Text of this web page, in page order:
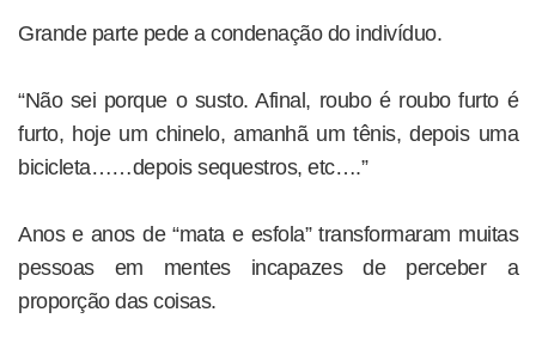
Grande parte pede a condenação do indivíduo.
“Não sei porque o susto. Afinal, roubo é roubo furto é
furto, hoje um chinelo, amanhã um tênis, depois uma
bicicleta……depois sequestros, etc….”
Anos e anos de “mata e esfola” transformaram muitas
pessoas em mentes incapazes de perceber a
proporção das coisas.